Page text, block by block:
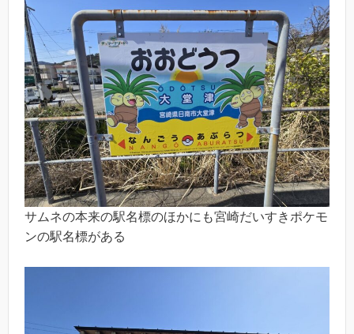
サムネの本来の駅名標のほかにも宮崎だいすきポケモ
ンの駅名標がある